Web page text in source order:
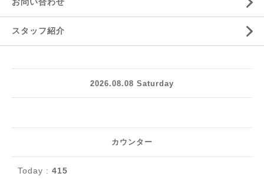
スタッフ紹介
2026.08.08 Saturday
カウンター
Today : 415